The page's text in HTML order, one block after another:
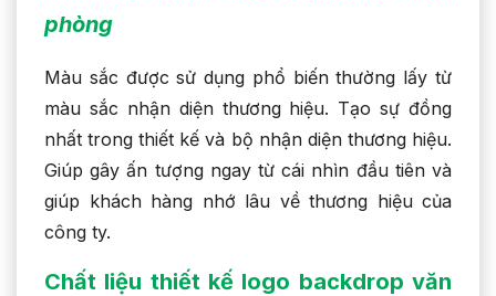
phòng
Màu sắc được sử dụng phổ biến thường lấy từ
màu sắc nhận diện thương hiệu. Tạo sự đồng
nhất trong thiết kế và bộ nhận diện thương hiệu.
Giúp gây ấn tượng ngay từ cái nhìn đầu tiên và
giúp khách hàng nhớ lâu về thương hiệu của
công ty.
Chất liệu thiết kế logo backdrop văn